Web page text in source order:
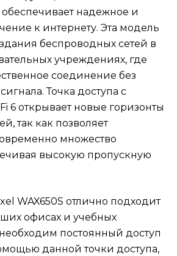
обеспечивает надежное и
к интернету. Эта модель
беспроводных сетей в
учреждениях, где
соединение без
Точка доступа с
6 открывает новые горизонты
так как позволяет
множество
высокую пропускную
WAX650S отлично подходит
офисах и учебных
постоянный доступ
данной точки доступа,